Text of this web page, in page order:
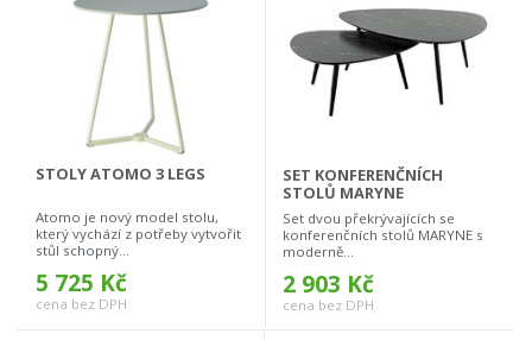
STOLY ATOMO 3 LEGS
Atomo je nový model stolu,
který vychází z potřeby vytvořit
stůl schopný...
5 725 Kč
cena bez DPH
SET KONFERENČNÍCH
STOLŮ MARYNE
Set dvou překrývajících se
konferenčních stolů MARYNE s
moderně...
2 903 Kč
cena bez DPH